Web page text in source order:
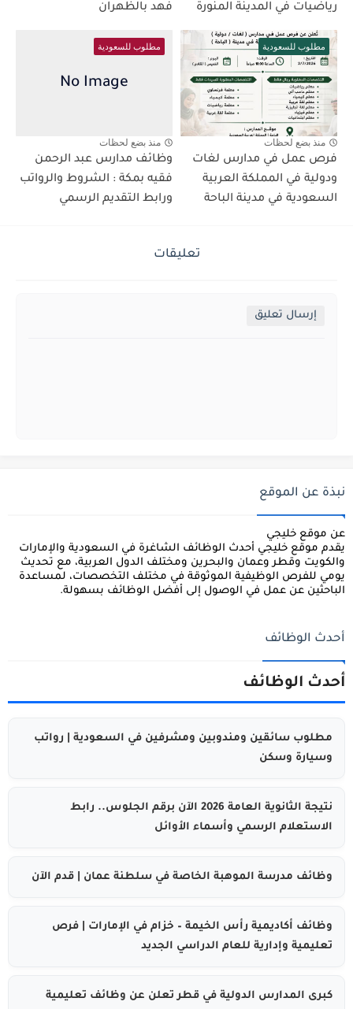
رياضيات في المدينة المنورة
فهد بالظهران
مطلوب للسعودية
منذ بضع لحظات
فرص عمل في مدارس لغات
ودولية في المملكة العربية
السعودية في مدينة الباحة
مطلوب للسعودية
منذ بضع لحظات
وظائف مدارس عبد الرحمن
فقيه بمكة : الشروط والرواتب
ورابط التقديم الرسمي
تعليقات
إرسال تعليق
نبذة عن الموقع
عن موقع خليجي
يقدم موقع خليجي أحدث الوظائف الشاغرة في السعودية والإمارات
والكويت وقطر وعمان والبحرين ومختلف الدول العربية، مع تحديث
يومي للفرص الوظيفية الموثوقة في مختلف التخصصات، لمساعدة
الباحثين عن عمل في الوصول إلى أفضل الوظائف بسهولة.
أحدث الوظائف
أحدث الوظائف
مطلوب سائقين ومندوبين ومشرفين في السعودية | رواتب
وسيارة وسكن
نتيجة الثانوية العامة 2026 الآن برقم الجلوس.. رابط
الاستعلام الرسمي وأسماء الأوائل
وظائف مدرسة الموهبة الخاصة في سلطنة عمان | قدم الآن
وظائف أكاديمية رأس الخيمة – خزام في الإمارات | فرص
تعليمية وإدارية للعام الدراسي الجديد
كبرى المدارس الدولية في قطر تعلن عن وظائف تعليمية